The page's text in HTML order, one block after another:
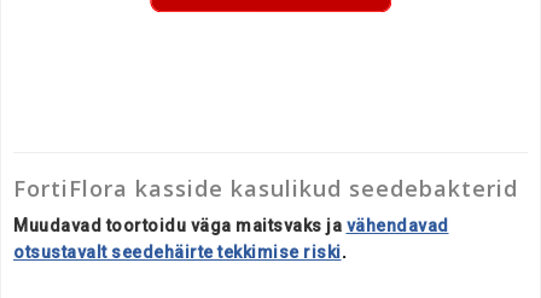
FortiFlora kasside kasulikud seedebakterid
Muudavad toortoidu väga maitsvaks ja vähendavad
otsustavalt seedehäirte tekkimise riski.